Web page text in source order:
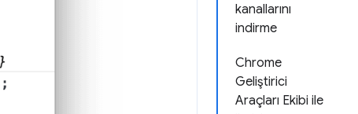
kanallarını
indirme
Chrome
Geliştirici
Araçları Ekibi ile